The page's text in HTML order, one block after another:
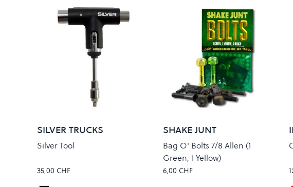
SILVER TRUCKS
Silver Tool
35,00 CHF
SHAKE JUNT
Bag O' Bolts 7/8 Allen (1
Green, 1 Yellow)
6,00 CHF